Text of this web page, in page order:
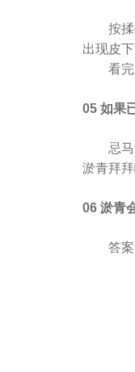
按
出现皮下
看
05 如果
忌
淤青拜拜
06 淤青
答